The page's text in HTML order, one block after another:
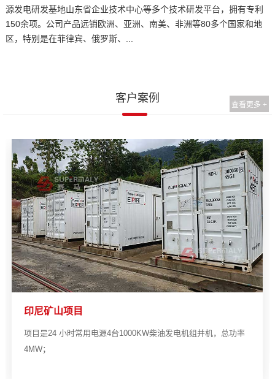
源发电研发基地山东省企业技术中心等多个技术研发平台，拥有专利
150余项。公司产品远销欧洲、亚洲、南美、非洲等80多个国家和地
区，特别是在菲律宾、俄罗斯、...
客户案例
查看更多 +
印尼矿山项目
项目是24 小时常用电源4台1000KW柴油发电机组并机，总功率
4MW；